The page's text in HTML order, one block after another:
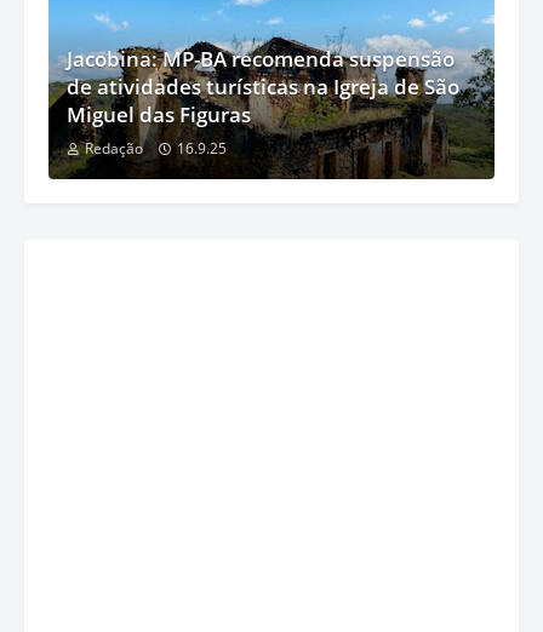
Jacobina: MP-BA recomenda suspensão
de atividades turísticas na Igreja de São
Miguel das Figuras
Redação 16.9.25